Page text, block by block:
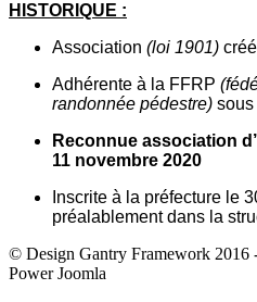
HISTORIQUE :
Association (loi 1901)
Adhérente à la FFRP
randonnée pédestre) sous
Reconnue association
11 novembre 2020
Inscrite à la préfecture le
préalablement dans la
© Design Gantry Framework 2016
Power Joomla